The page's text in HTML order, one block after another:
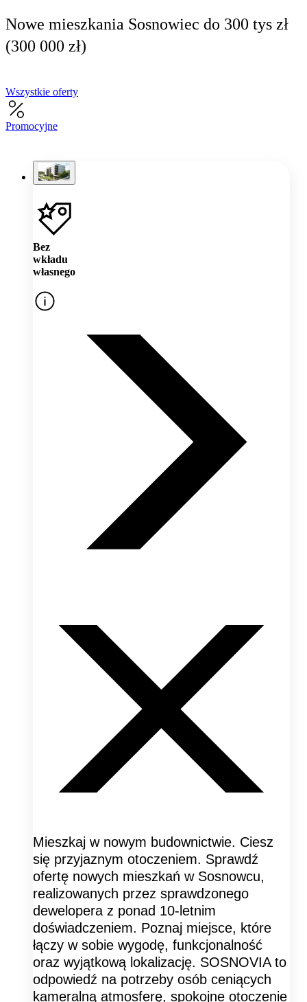
Nowe mieszkania Sosnowiec do 300 tys zł
(300 000 zł)
Wszystkie oferty
Promocyjne
Bez
wkładu
własnego
Mieszkaj w nowym budownictwie. Ciesz
się przyjaznym otoczeniem. Sprawdź
ofertę nowych mieszkań w Sosnowcu,
realizowanych przez sprawdzonego
dewelopera z ponad 10-letnim
doświadczeniem. Poznaj miejsce, które
łączy w sobie wygodę, funkcjonalność
oraz wyjątkową lokalizację. SOSNOVIA to
odpowiedź na potrzeby osób ceniących
kameralną atmosferę, spokojne otoczenie